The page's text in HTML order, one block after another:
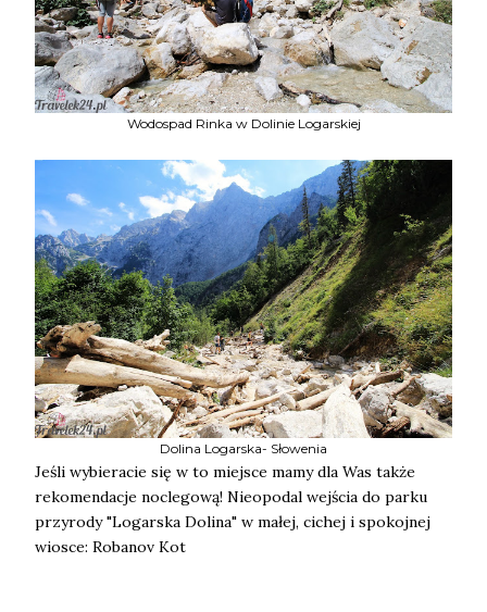
Wodospad Rinka w Dolinie Logarskiej
Dolina Logarska- Słowenia
Jeśli wybieracie się w to miejsce mamy dla Was także
rekomendacje noclegową! Nieopodal wejścia do parku
przyrody "Logarska Dolina" w małej, cichej i spokojnej
wiosce: Robanov Kot